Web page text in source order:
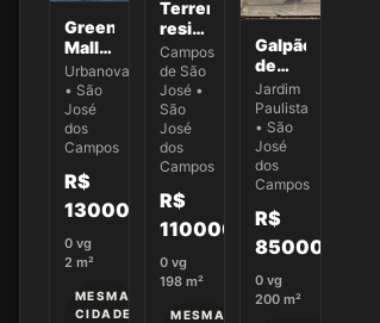
Green
Mall -
Urbanova
Com
o
Projeto
já
aprovado
Urbanova
• São
José
dos
Campos
R$
13000000
0 vg
2 m²
MESMA
CIDADE
Terreno
residencial
à
venda,
Campos
de
São
José,
São
José
dos
Campos.
Campos
de São
José •
São
José
dos
Campos
R$
110000
0 vg
198 m²
MESMA
Galpão
de
200
m² na
Av.
Benedito
Matarazzo
Jardim
Paulista
• São
José
dos
Campos
R$
850000
0 vg
200 m²